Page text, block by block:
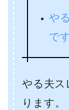
や
で
やる夫ス
ります。